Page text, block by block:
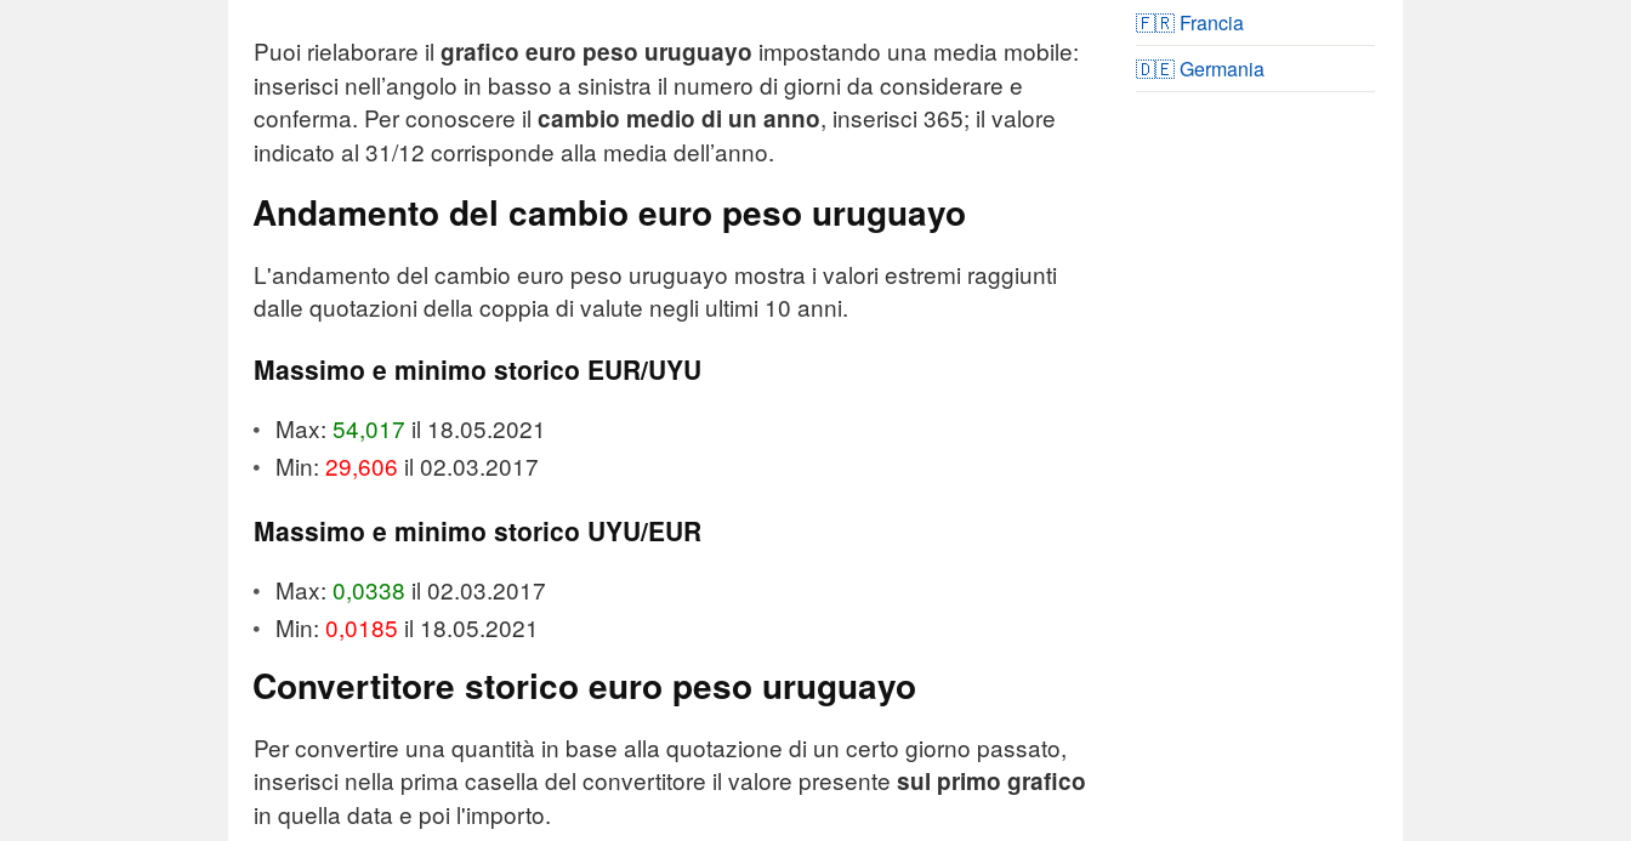
Puoi rielaborare il grafico euro peso uruguayo impostando una media mobile:
inserisci nell’angolo in basso a sinistra il numero di giorni da considerare e
conferma. Per conoscere il cambio medio di un anno, inserisci 365; il valore
indicato al 31/12 corrisponde alla media dell’anno.
Andamento del cambio euro peso uruguayo
L'andamento del cambio euro peso uruguayo mostra i valori estremi raggiunti
dalle quotazioni della coppia di valute negli ultimi 10 anni.
Massimo e minimo storico EUR/UYU
Max: 54,017 il 18.05.2021
Min: 29,606 il 02.03.2017
Massimo e minimo storico UYU/EUR
Max: 0,0338 il 02.03.2017
Min: 0,0185 il 18.05.2021
Convertitore storico euro peso uruguayo
Per convertire una quantità in base alla quotazione di un certo giorno passato,
inserisci nella prima casella del convertitore il valore presente sul primo grafico
in quella data e poi l'importo.
🇫🇷 Francia
🇩🇪 Germania